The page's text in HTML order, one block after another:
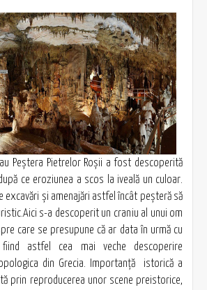
Peştera Pietrelor Roşii a fost descoperită
ce eroziunea a scos la iveală un culoar.
excavări şi amenajări astfel încât peşteră să
s-a descoperit un craniu al unui om
care se presupune că ar data în urmă cu
astfel cea mai veche descoperire
din Grecia. Importanţă istorică a
prin reproducerea unor scene preistorice,